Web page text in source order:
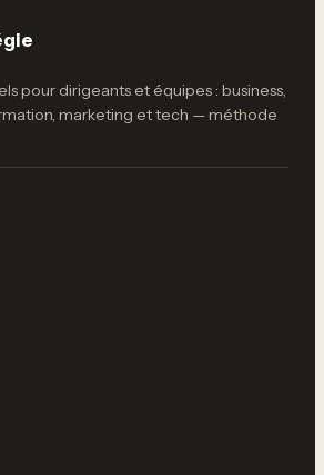
pour dirigeants et équipes : business,
marketing et tech — méthode